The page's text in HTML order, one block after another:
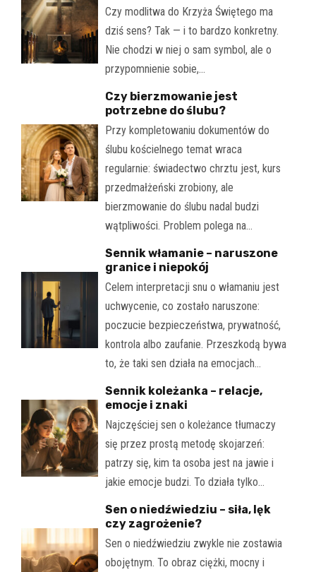
Czy modlitwa do Krzyża Świętego ma
dziś sens? Tak — i to bardzo konkretny.
Nie chodzi w niej o sam symbol, ale o
przypomnienie sobie,…
Czy bierzmowanie jest
potrzebne do ślubu?
Przy kompletowaniu dokumentów do
ślubu kościelnego temat wraca
regularnie: świadectwo chrztu jest, kurs
przedmałżeński zrobiony, ale
bierzmowanie do ślubu nadal budzi
wątpliwości. Problem polega na…
Sennik włamanie – naruszone
granice i niepokój
Celem interpretacji snu o włamaniu jest
uchwycenie, co zostało naruszone:
poczucie bezpieczeństwa, prywatność,
kontrola albo zaufanie. Przeszkodą bywa
to, że taki sen działa na emocjach…
Sennik koleżanka – relacje,
emocje i znaki
Najczęściej sen o koleżance tłumaczy
się przez prostą metodę skojarzeń:
patrzy się, kim ta osoba jest na jawie i
jakie emocje budzi. To działa tylko…
Sen o niedźwiedziu – siła, lęk
czy zagrożenie?
Sen o niedźwiedziu zwykle nie zostawia
obojętnym. To obraz ciężki, mocny i